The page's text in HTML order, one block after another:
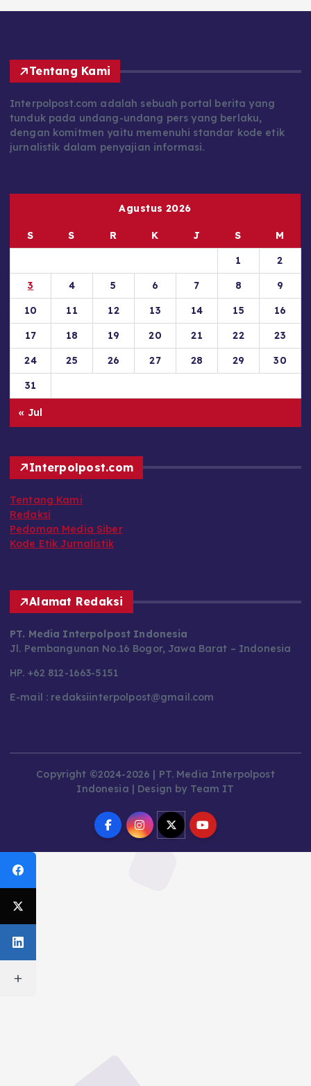
Tentang Kami
Interpolpost.com adalah sebuah portal berita yang
tunduk pada undang-undang pers yang berlaku,
dengan komitmen yaitu memenuhi standar kode etik
jurnalistik dalam penyajian informasi.
Agustus 2026
S S R K J S
M
1
2
3
4 5 6 7 8
9
10
11 12 13 14 15
16
17
18 19 20 21 22
23
24
25 26 27 28 29
30
31
« Jul
Interpolpost.com
Tentang Kami
Redaksi
Pedoman Media Siber
Kode Etik Jurnalistik
Alamat Redaksi
PT. Media Interpolpost Indonesia
Jl. Pembangunan No.16 Bogor, Jawa Barat – Indonesia
HP. +62 812-1663-5151
E-mail : redaksiinterpolpost@gmail.com
Copyright ©2024-2026 | PT. Media Interpolpost
Indonesia | Design by Team IT